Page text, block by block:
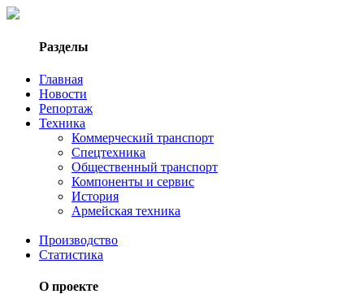
Разделы
Главная
Новости
Репортаж
Техника
Коммерческий транспорт
Спецтехника
Общественный транспорт
Компоненты и сервис
История
Армейская техника
Производство
Статистика
О проекте